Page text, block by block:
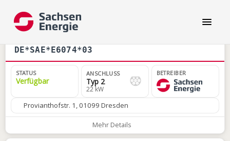
DE*SAE*E6074*03
STATUS
Verfügbar
ANSCHLUSS
Typ 2
22 kW
BETREIBER
Provianthofstr. 1, 01099 Dresden
Mehr Details